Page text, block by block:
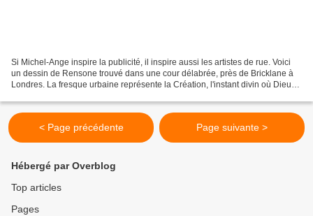
Si Michel-Ange inspire la publicité, il inspire aussi les artistes de rue. Voici
un dessin de Rensone trouvé dans une cour délabrée, près de Bricklane à
Londres. La fresque urbaine représente la Création, l'instant divin où Dieu
< Page précédente Page suivante >
Hébergé par Overblog
Top articles
Pages